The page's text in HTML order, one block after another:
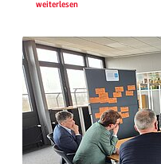
weiterlesen